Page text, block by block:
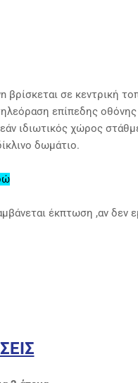
βρίσκεται σε κεντρική
επίπεδης οθόνης
ιδιωτικός χώρος
δωμάτιο.
έκπτωση ,αν δεν